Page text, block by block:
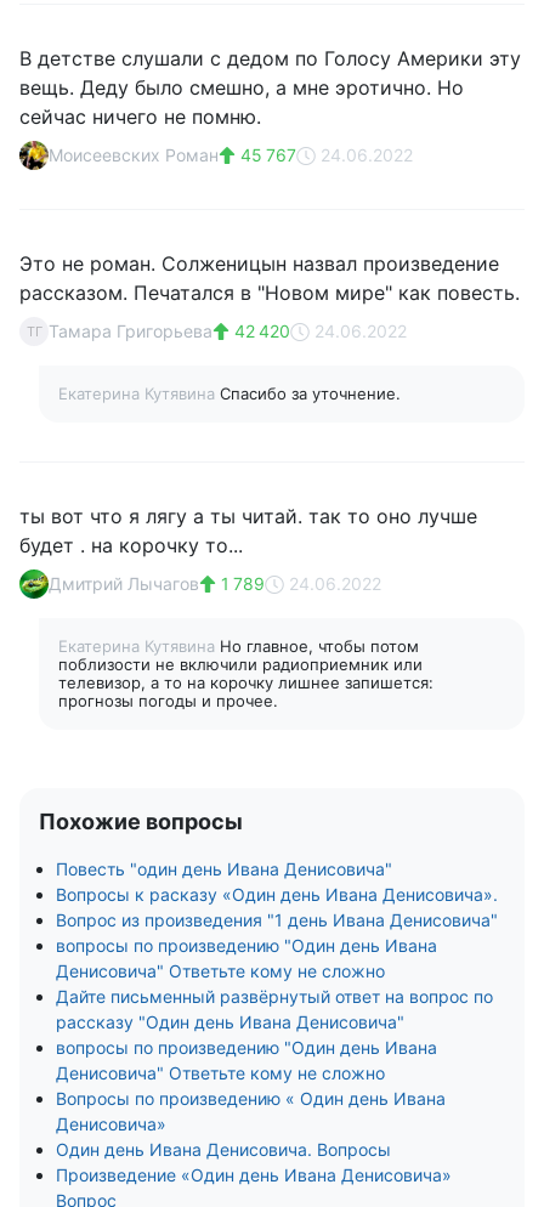
В детстве слушали с дедом по Голосу Америки эту
вещь. Деду было смешно, а мне эротично. Но
сейчас ничего не помню.
Моисеевских Роман 45 767 24.06.2022
Это не роман. Солженицын назвал произведение
рассказом. Печатался в "Новом мире" как повесть.
ТГ Тамара Григорьева 42 420 24.06.2022
Екатерина Кутявина Спасибо за уточнение.
ты вот что я лягу а ты читай. так то оно лучше
будет . на корочку то...
Дмитрий Лычагов 1 789 24.06.2022
Екатерина Кутявина Но главное, чтобы потом
поблизости не включили радиоприемник или
телевизор, а то на корочку лишнее запишется:
прогнозы погоды и прочее.
Похожие вопросы
Повесть "один день Ивана Денисовича"
Вопросы к расказу «Один день Ивана Денисовича».
Вопрос из произведения "1 день Ивана Денисовича"
вопросы по произведению "Один день Ивана
Денисовича" Ответьте кому не сложно
Дайте письменный развёрнутый ответ на вопрос по
рассказу "Один день Ивана Денисовича"
вопросы по произведению "Один день Ивана
Денисовича" Ответьте кому не сложно
Вопросы по произведению « Один день Ивана
Денисовича»
Один день Ивана Денисовича. Вопросы
Произведение «Один день Ивана Денисовича»
Вопрос